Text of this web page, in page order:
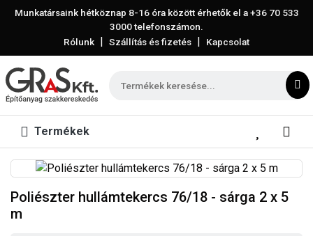
Munkatársaink hétköznap 8-16 óra között érhetők el a+36 70 533
3000telefonszámon.
Rólunk | Szállítás és fizetés | Kapcsolat
Termékek
Poliészter hullámtekercs 76/18 - sárga 2 x 5
m